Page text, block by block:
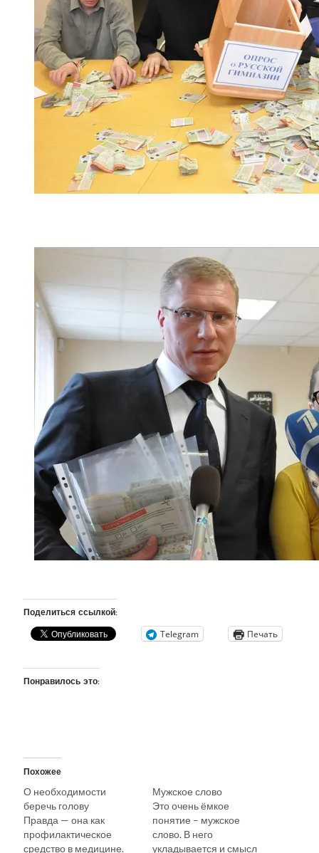
Поделиться ссылкой:
Telegram Печать
Понравилось это:
Похожее
О необходимости
беречь голову
Правда — она как
профилактическое
средство в медицине.
Мужское слово
Это очень ёмкое
понятие – мужское
слово. В него
укладывается и смысл